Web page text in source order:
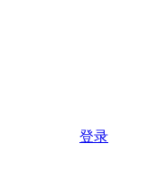
登录